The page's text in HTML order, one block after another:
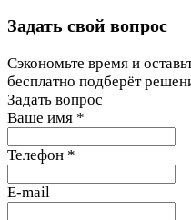
Задать свой вопрос
Сэкономьте время и
бесплатно подберёт
Задать вопрос
Ваше имя *
Телефон *
E-mail